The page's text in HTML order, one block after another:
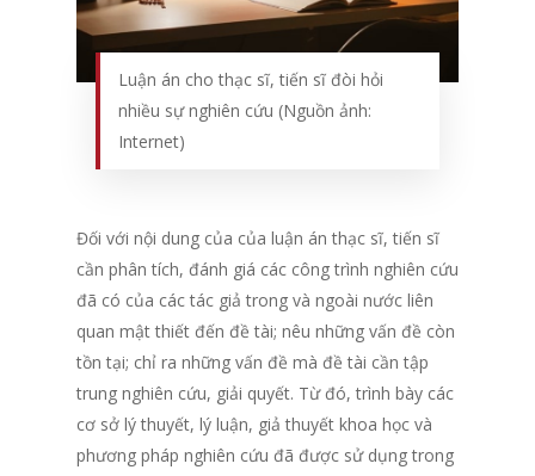
Luận án cho thạc sĩ, tiến sĩ đòi hỏi
nhiều sự nghiên cứu (Nguồn ảnh:
Internet)
Đối với nội dung của của luận án thạc sĩ, tiến sĩ
cần phân tích, đánh giá các công trình nghiên cứu
đã có của các tác giả trong và ngoài nước liên
quan mật thiết đến đề tài; nêu những vấn đề còn
tồn tại; chỉ ra những vấn đề mà đề tài cần tập
trung nghiên cứu, giải quyết. Từ đó, trình bày các
cơ sở lý thuyết, lý luận, giả thuyết khoa học và
phương pháp nghiên cứu đã được sử dụng trong